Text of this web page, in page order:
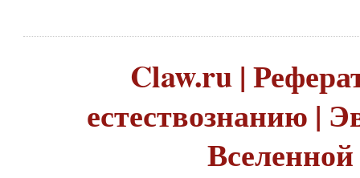
Claw.ru |
естествознанию |
Вселенной